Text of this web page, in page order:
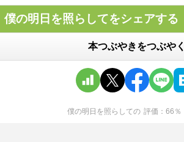
僕の明日を照らしてをシェアする
本つぶやきをつぶやく
僕の明日を照らしての 評価 66 ％